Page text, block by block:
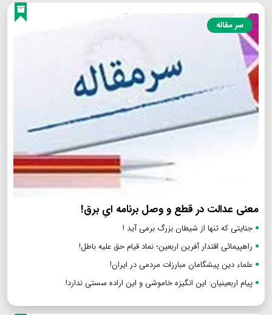
سر مقاله
معنی عدالت در قطع و وصل برنامه ایِ برق!
جنایتی که تنها از شیطان بزرگ برمی آید !
راهپیمائی اقتدار آفرین اربعین؛ نماد قیام حق علیه باطل!
علماء دین پیشگامان مبارزات مردمی در ایران!
پیام اربعینیان: این انگیزه خاموشی و این اراده سستی ندارد!